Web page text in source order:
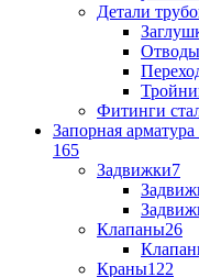
Детали
Отводы
Фитинги
Запорная
165
Задвижки7
Клапаны26
Краны122